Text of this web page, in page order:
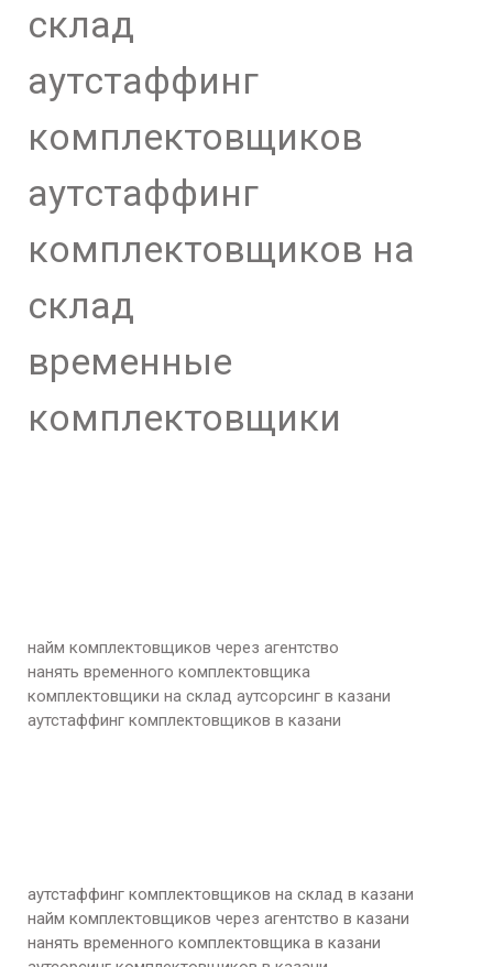
склад
аутстаффинг
комплектовщиков
аутстаффинг
комплектовщиков на
склад
временные
комплектовщики
найм комплектовщиков через агентство
нанять временного комплектовщика
комплектовщики на склад аутсорсинг в казани
аутстаффинг комплектовщиков в казани
аутстаффинг комплектовщиков на склад в казани
найм комплектовщиков через агентство в казани
нанять временного комплектовщика в казани